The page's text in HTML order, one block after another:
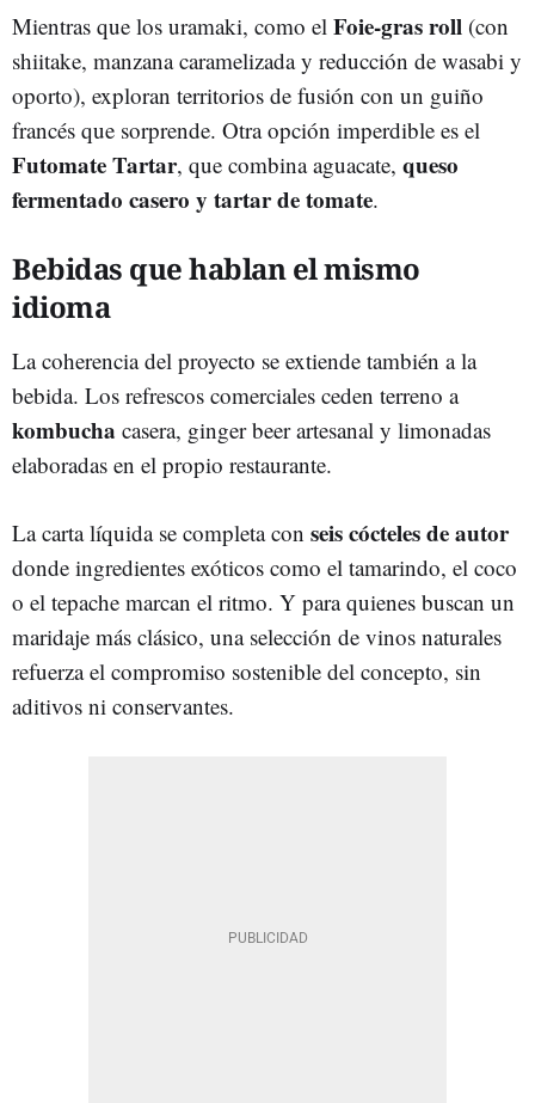
Mientras que los uramaki, como el Foie-gras roll (con
shiitake, manzana caramelizada y reducción de wasabi y
oporto), exploran territorios de fusión con un guiño
francés que sorprende. Otra opción imperdible es el
Futomate Tartar, que combina aguacate, queso
fermentado casero y tartar de tomate.
Bebidas que hablan el mismo
idioma
La coherencia del proyecto se extiende también a la
bebida. Los refrescos comerciales ceden terreno a
kombucha casera, ginger beer artesanal y limonadas
elaboradas en el propio restaurante.
La carta líquida se completa con seis cócteles de autor
donde ingredientes exóticos como el tamarindo, el coco
o el tepache marcan el ritmo. Y para quienes buscan un
maridaje más clásico, una selección de vinos naturales
refuerza el compromiso sostenible del concepto, sin
aditivos ni conservantes.